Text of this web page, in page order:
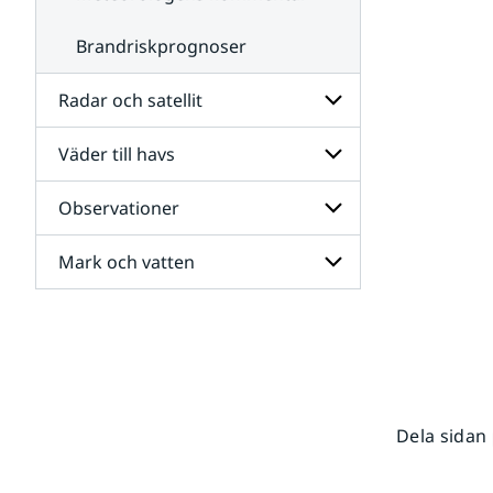
Brandriskprognoser
Radar och satellit
Undersidor
för
Radar
och
satellit
Väder till havs
Undersidor
för
Väder
till
havs
Observationer
Undersidor
för
Mark och vatten
Dela sidan